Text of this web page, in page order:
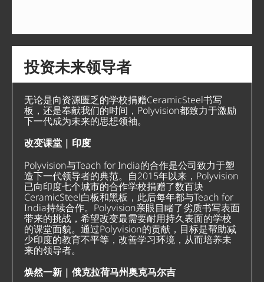
投资未来领导者
无论是向资源匮乏的学校捐赠CeramicSteel书写
板，还是奉献我们的时间，Polyvision都致力于激励
下一代成为未来的思想领袖。
改变课堂 | 印度
Polyvision与Teach for India的合作是公司致力于塑
造下一代领导者的典范。自2015年以来，Polyvision
已向印度七个城市的合作学校捐赠了数百块
CeramicSteel白板和黑板，此后每年都与Teach for
India持续合作。Polyvision亲眼目睹了劣质书写表面
带来的挑战，希望改变最需要耐用持久表面的学校
的课堂面貌。通过Polyvision的贡献，目标是帮助减
少印度的教育不平等，改善学习环境，从而培养未
来的领导者。
焕然一新 | 俄克拉荷马州奥克马尔吉